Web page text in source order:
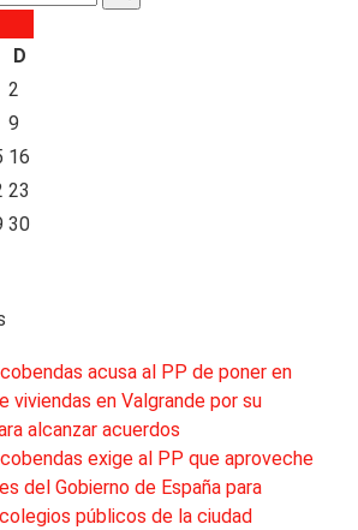
D
2
9
16
23
30
acusa al PP de poner en
viviendas en Valgrande por su
alcanzar acuerdos
exige al PP que aproveche
del Gobierno de España para
públicos de la ciudad